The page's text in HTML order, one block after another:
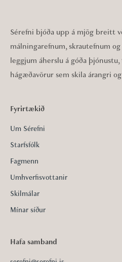
Sérefni bjóða upp á mjög breitt
málningarefnum, skrautefnum
leggjum áherslu á góða þjónustu,
hágæðavörur sem skila árangri
Fyrirtækið
Um Sérefni
Starfsfólk
Fagmenn
Umhverfisvottanir
Skilmálar
Mínar síður
Hafa samband